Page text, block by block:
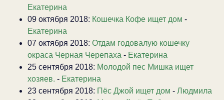
Екатерина
09 октября 2018: Кошечка Кофе ищет дом -
Екатерина
07 октября 2018: Отдам годовалую кошечку
окраса Черная Черепаха - Екатерина
25 сентября 2018: Молодой пес Мишка ищет
хозяев. - Екатерина
23 сентября 2018: Пёс Джой ищет дом - Людмила